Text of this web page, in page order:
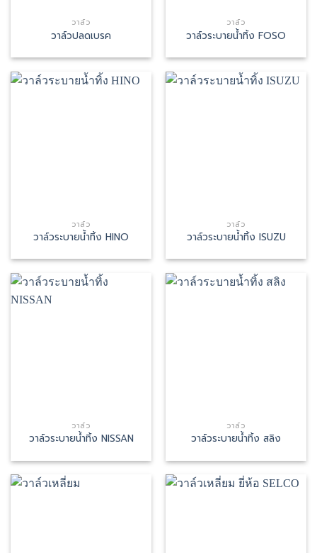
วาล์ว
วาล์วปลดเบรค
วาล์ว
วาล์วระบายน้ำทิ้ง FOSO
วาล์ว
วาล์วระบายน้ำทิ้ง HINO
วาล์ว
วาล์วระบายน้ำทิ้ง ISUZU
วาล์ว
วาล์วระบายน้ำทิ้ง NISSAN
วาล์ว
วาล์วระบายน้ำทิ้ง สลิง